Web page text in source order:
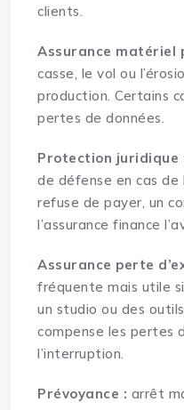
clients.
Assurance matériel
casse, le vol ou
production. Certains
pertes de données.
Protection juridique
de défense en cas de
refuse de payer, un
l’assurance finance
Assurance perte
fréquente mais utile
un studio ou des
compense les pertes
l’interruption.
Prévoyance : arrêt